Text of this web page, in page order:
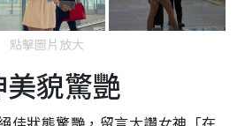
點擊圖片放大
貌驚艷